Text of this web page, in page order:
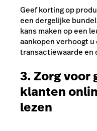
Geef korting op
een dergelijke
kans maken op een
aankopen verhoogt u
transactiewaarde en
3. Zorg voor
klanten
lezen